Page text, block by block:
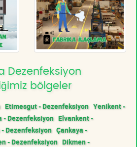
Dezenfeksiyon
bölgeler
Etimesgut - Dezenfeksiyon Yenikent -
- Dezenfeksiyon Elvankent -
Dezenfeksiyon Çankaya -
- Dezenfeksiyon Dikmen -